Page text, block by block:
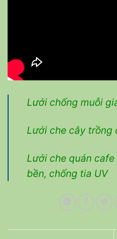
Lưới chống muỗi
Lưới che cây trồng
Lưới che quán
bền, chống tia UV